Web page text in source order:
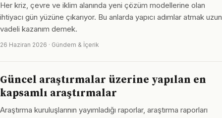
Her kriz, çevre ve iklim alanında yeni çözüm modellerine olan
ihtiyacı gün yüzüne çıkarıyor. Bu anlarda yapıcı adımlar atmak uzun
vadeli kazanım demek.
26 Haziran 2026 · Gündem & İçerik
Güncel araştırmalar üzerine yapılan en
kapsamlı araştırmalar
Araştırma kuruluşlarının yayımladığı raporlar, araştırma raporları